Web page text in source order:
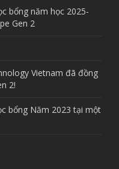
bổng năm học 2025-
Gen 2
Vietnam đã đồng
2!
bổng Năm 2023 tại một